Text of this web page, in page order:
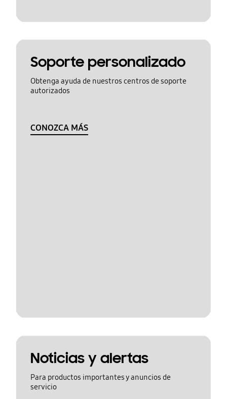
Soporte personalizado
Obtenga ayuda de nuestros centros de soporte
autorizados
CONOZCA MÁS
Noticias y alertas
Para productos importantes y anuncios de
servicio